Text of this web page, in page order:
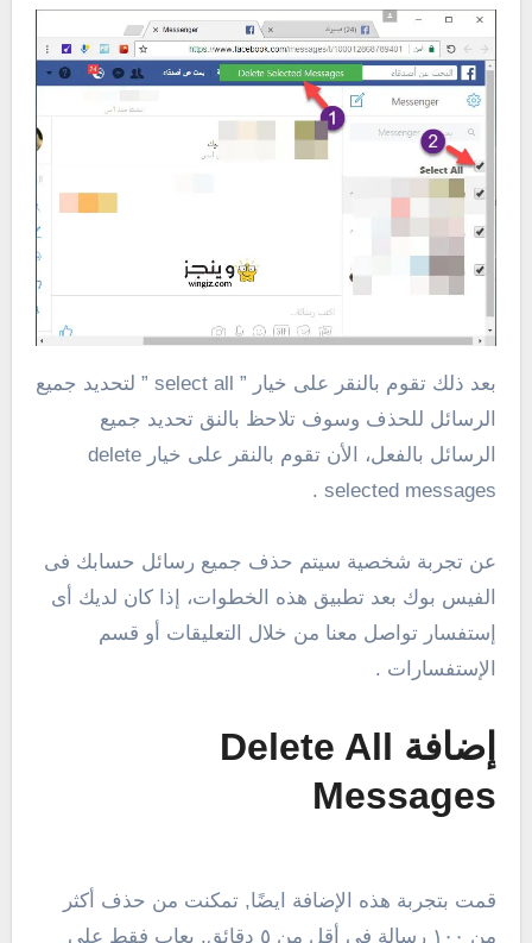
بعد ذلك تقوم بالنقر على خيار ” select all ” لتحديد جميع
الرسائل للحذف وسوف تلاحظ بالنق تحديد جميع
الرسائل بالفعل، الأن تقوم بالنقر على خيار delete
selected messages .
عن تجربة شخصية سيتم حذف جميع رسائل حسابك فى
الفيس بوك بعد تطبيق هذه الخطوات، إذا كان لديك أى
إستفسار تواصل معنا من خلال التعليقات أو قسم
الإستفسارات .
إضافة Delete All
Messages
قمت بتجربة هذه الإضافة ايضًا, تمكنت من حذف أكثر
من ١٠٠ رسالة في أقل من ٥ دقائق, يعاب فقط علي